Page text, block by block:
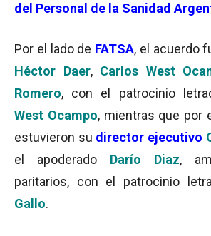
del Personal de la Sanidad
Por el lado de FATSA, el acuerdo
Héctor Daer,Carlos West
Romero, con el patrocinio
West Ocampo, mientras que por
estuvieron su director ejecutivo
el apoderado Darío Diaz,
paritarios, con el patrocinio
Gallo.